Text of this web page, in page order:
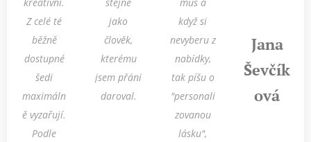
Z celé té
běžně
dostupné
šedi
maximáln
ě vyzařují.
Podle
jako
člověk,
kterému
jsem přání
daroval.
když si
nevyberu z
nabídky,
tak píšu o
"personali
zovanou
lásku",
Jana
Ševčík
ová